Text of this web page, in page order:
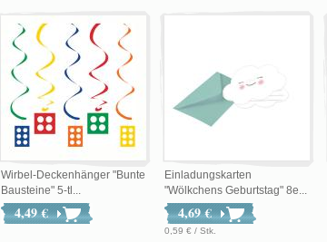
Wirbel-Deckenhänger "Bunte
Bausteine" 5-tl...
4,49 €
Einladungskarten
"Wölkchens Geburtstag" 8e...
4,69 €
0,59 € / Stk.